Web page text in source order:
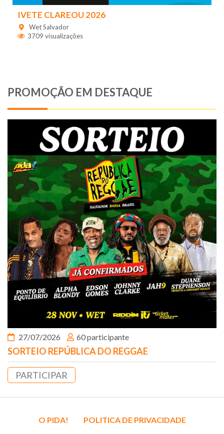
IVETE CLAREOU 2026
Wet Salvador
3709 visualizações
PROMOÇÃO EM DESTAQUE
27/07/2026 60 participante
SORTEIO REPÚBLICA DO REGGAE
PARTICIPAR
O PIDA! POLITICA DE PRIVACIDADE